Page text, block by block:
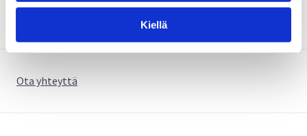
Kiellä
ensimmäistä
Suomessa
Ota yhteyttä